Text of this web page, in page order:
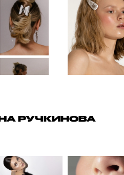
РУЧКИНОВА